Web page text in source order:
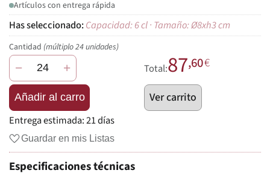
Artículos con entrega rápida
Capacidad: 6 cl · Tamaño: Ø8xh3 cm
Cantidad (múltiplo 24 unidades)
− +
Añadir al carro
Total:87,60€
Ver carrito
Entrega estimada:21 días
Guardar en mis Listas
Especificaciones técnicas